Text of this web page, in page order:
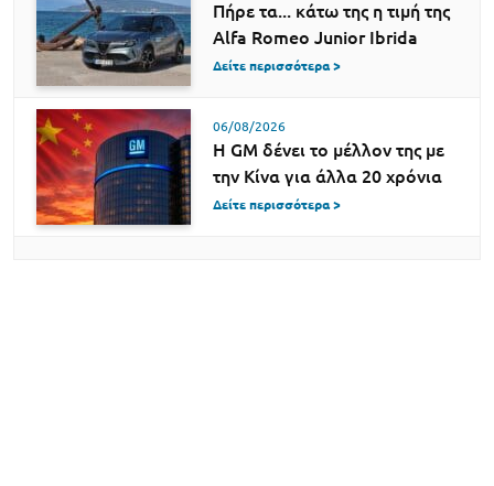
Πήρε τα... κάτω της η τιμή της
Alfa Romeo Junior Ibrida
Δείτε περισσότερα >
06/08/2026
Η GM δένει το μέλλον της με
την Κίνα για άλλα 20 χρόνια
Δείτε περισσότερα >